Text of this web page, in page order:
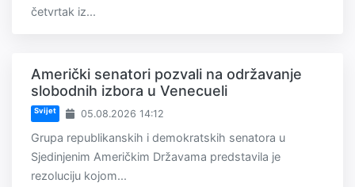
četvrtak iz...
Američki senatori pozvali na održavanje
slobodnih izbora u Venecueli
Svijet 05.08.2026 14:12
Grupa republikanskih i demokratskih senatora u
Sjedinjenim Američkim Državama predstavila je
rezoluciju kojom...